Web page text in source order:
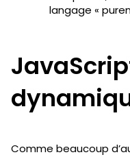
langage «
Comme beaucoup